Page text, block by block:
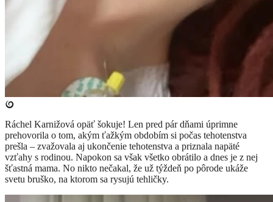
Ráchel Karnižová opäť šokuje! Len pred pár dňami úprimne
prehovorila o tom, akým ťažkým obdobím si počas tehotenstva
prešla – zvažovala aj ukončenie tehotenstva a priznala napäté
vzťahy s rodinou. Napokon sa však všetko obrátilo a dnes je z nej
šťastná mama. No nikto nečakal, že už týždeň po pôrode ukáže
svetu bruško, na ktorom sa rysujú tehličky.